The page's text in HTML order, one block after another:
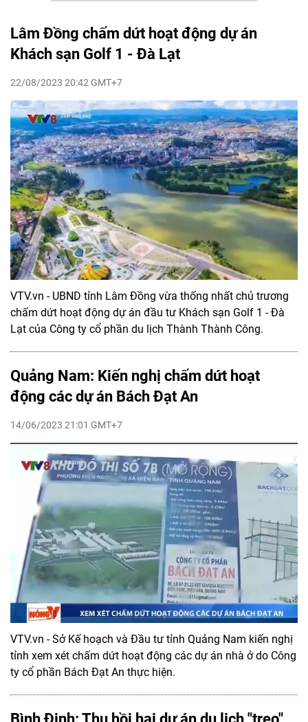
Lâm Đồng chấm dứt hoạt động dự án
Khách sạn Golf 1 - Đà Lạt
22/08/2023 20:42 GMT+7
VTV.vn - UBND tỉnh Lâm Đồng vừa thống nhất chủ trương
chấm dứt hoạt động dự án đầu tư Khách sạn Golf 1 - Đà
Lạt của Công ty cổ phần du lịch Thành Thành Công.
Quảng Nam: Kiến nghị chấm dứt hoạt
động các dự án Bách Đạt An
14/06/2023 21:01 GMT+7
VTV.vn - Sở Kế hoạch và Đầu tư tỉnh Quảng Nam kiến nghị
tỉnh xem xét chấm dứt hoạt động các dự án nhà ở do Công
ty cổ phần Bách Đạt An thực hiện.
Bình Định: Thu hồi hai dự án du lịch "treo"